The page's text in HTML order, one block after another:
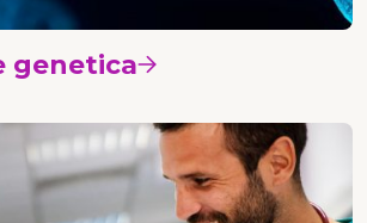
genetica Vedi i corsi